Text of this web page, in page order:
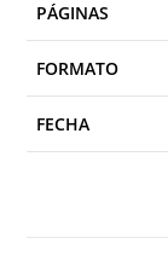
PÁGINAS
FORMATO
FECHA